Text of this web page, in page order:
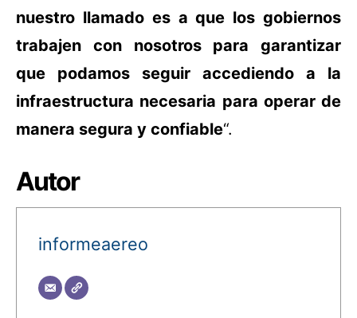
nuestro llamado es a que los gobiernos
trabajen con nosotros para garantizar
que podamos seguir accediendo a la
infraestructura necesaria para operar de
manera segura y confiable“.
Autor
informeaereo